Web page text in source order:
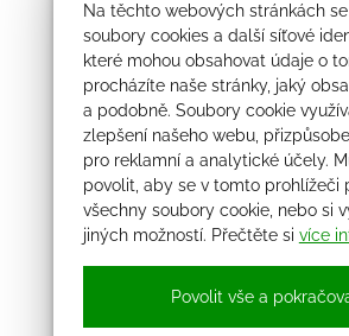
Na těchto webových stránkách
soubory cookies a další síťové
které mohou obsahovat údaje o
procházíte naše stránky, jaký
a podobně. Soubory cookie
zlepšení našeho webu,
pro reklamní a analytické účely.
povolit, aby se v tomto prohlížeči
všechny soubory cookie, nebo si
jiných možností. Přečtěte si více
Povolit vše a